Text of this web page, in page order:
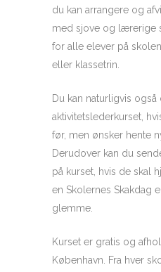
du kan arrangere og
med sjove og lærerige
for alle elever på
eller klassetrin.
Du kan naturligvis også
aktivitetslederkurset,
før, men ønsker hente
Derudover kan du
på kurset, hvis de skal
en Skolernes Skakdag
glemme.
Kurset er gratis og
København. Fra hver